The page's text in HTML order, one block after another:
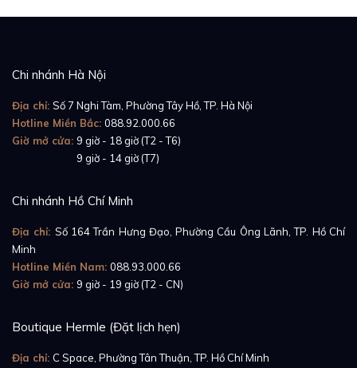
Classique còn sở hữu bộ máy
trải nghiệm đầy thú vị cho những người đam mê đồng
Chi nhánh Hà Nội
Địa chỉ: Số 7 Nghi Tàm, Phường Tây Hồ, TP. Hà Nội
Hotline Miền Bắc: 088.92.000.66
Giờ mở cửa: 9 giờ - 18 giờ (T2 - T6)
9 giờ - 14 giờ (T7)
Chi nhánh Hồ Chí Minh
Địa chỉ: Số 164 Trần Hưng Đạo, Phường Cầu Ông Lãnh, TP. Hồ Chí
Minh
Hotline Miền Nam: 088.93.000.66
Giờ mở cửa: 9 giờ - 19 giờ (T2 - CN)
Boutique Hermle (Đặt lịch hẹn)
Địa chỉ: C Space, Phường Tân Thuận, TP. Hồ Chí Minh